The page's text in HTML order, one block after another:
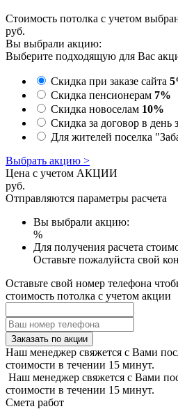
Стоимость потолка с учетом
руб.
Вы выбрали акцию:
Выберите подходящую для Вас
Скидка при заказе сайта
Скидка пенсионерам 7%
Скидка новоселам 10%
Скидка за договор в день
Для жителей поселка
Выбрать акцию >
Цена с учетом АКЦИИ
руб.
Отправляются параметры расчета
Вы выбрали акцию:
%
Для получения расчета
Оставьте пожалуйста свой
Оставьте свой номер телефона
стоимость потолка с учетом акции
Заказать по акции
Наш менеджер свяжется с Вами
стоимости в течении 15 минут.
Наш менеджер свяжется с Вами
стоимости в течении 15 минут.
Смета работ